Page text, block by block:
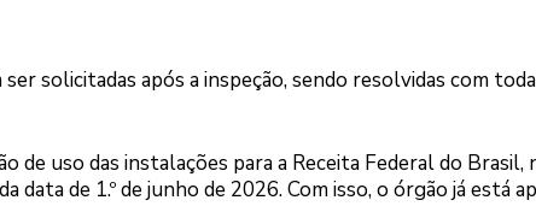
solicitadas após a inspeção, sendo resolvidas com
de uso das instalações para a Receita Federal do Brasil,
data de 1.º de junho de 2026. Com isso, o órgão já está